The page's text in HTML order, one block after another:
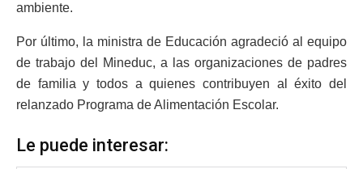
ambiente.
Por último, la ministra de Educación agradeció al equipo
de trabajo del Mineduc, a las organizaciones de padres
de familia y todos a quienes contribuyen al éxito del
relanzado Programa de Alimentación Escolar.
Le puede interesar: